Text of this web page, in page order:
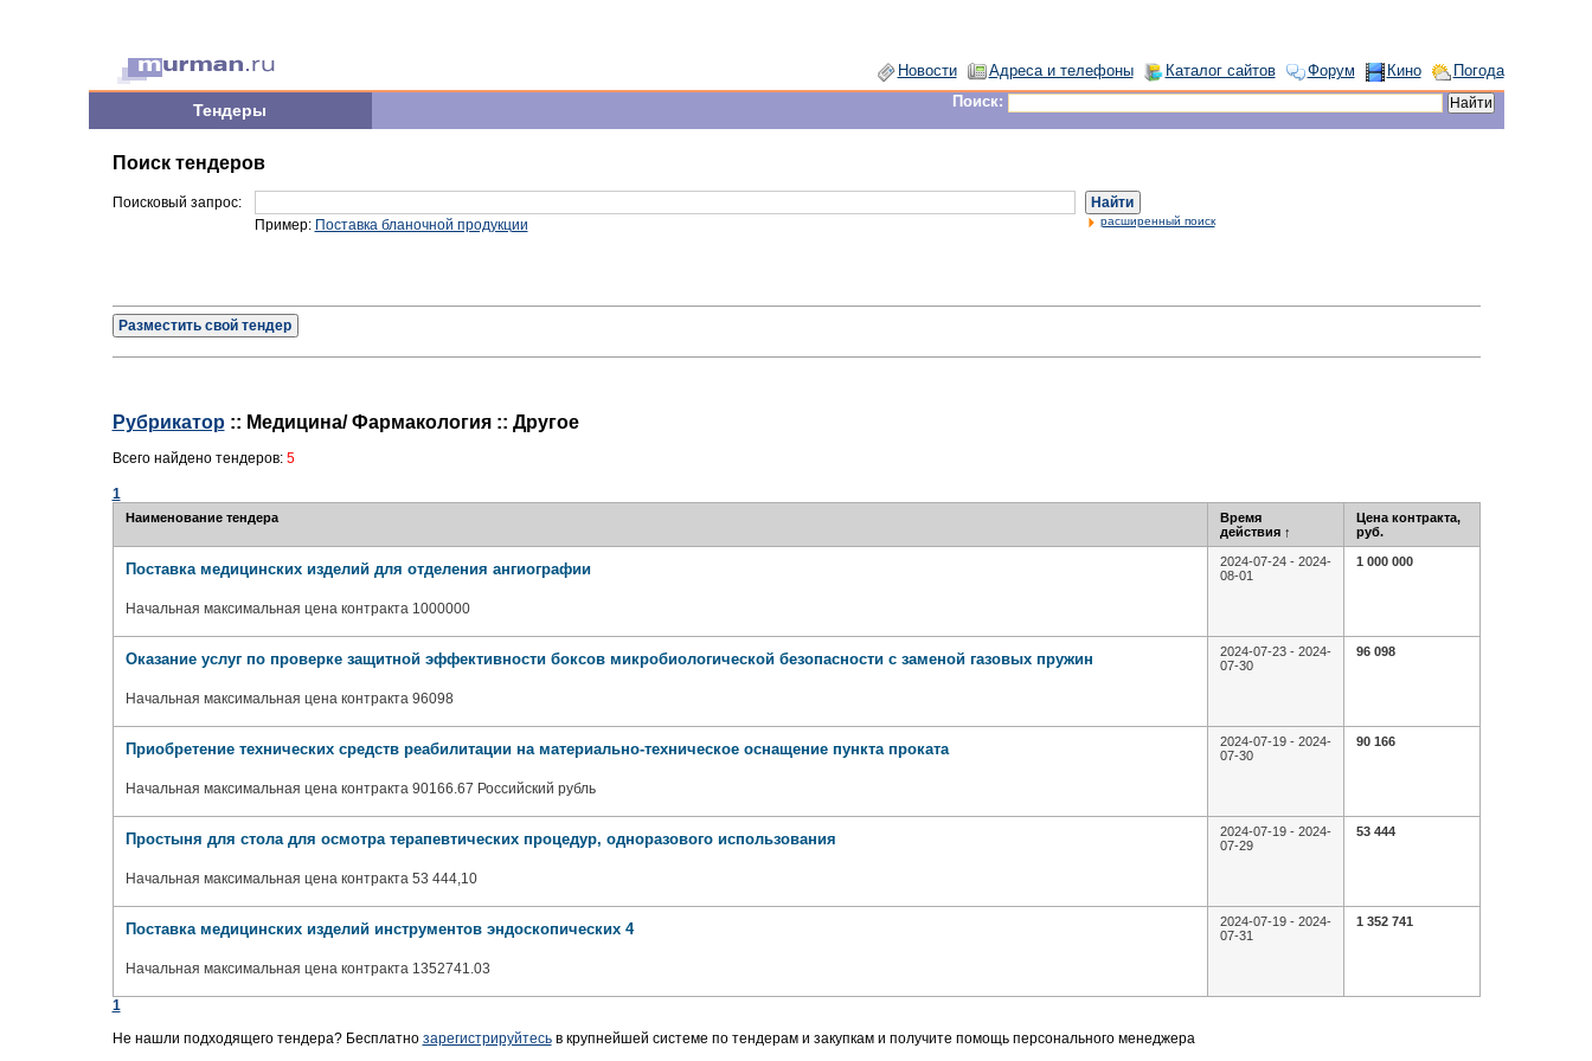
Новости Адреса и телефоны Каталог сайтов Форум Кино Погода
Тендеры Поиск:
Поиск тендеров
Поисковый запрос:
Найти
Пример: Поставка бланочной продукции расширенный поиск
Разместить свой тендер
Рубрикатор:: Медицина/ Фармакология :: Другое
Всего найдено тендеров:5
1
Наименование тендера
Время
действия ↑
Цена контракта,
руб.
Поставка медицинских изделий для отделения ангиографии
Начальная максимальная цена контракта 1000000
2024-07-24 - 2024-
08-01
1 000 000
Оказание услуг по проверке защитной эффективности боксов микробиологической безопасности с заменой газовых пружин
Начальная максимальная цена контракта 96098
2024-07-23 - 2024-
07-30
96 098
Приобретение технических средств реабилитации на материально-техническое оснащение пункта проката
Начальная максимальная цена контракта 90166.67 Российский рубль
2024-07-19 - 2024-
07-30
90 166
Простыня для стола для осмотра терапевтических процедур, одноразового использования
Начальная максимальная цена контракта 53 444,10
2024-07-19 - 2024-
07-29
53 444
Поставка медицинских изделий инструментов эндоскопических 4
Начальная максимальная цена контракта 1352741.03
2024-07-19 - 2024-
07-31
1 352 741
1
Не нашли подходящего тендера? Бесплатно зарегистрируйтесьв крупнейшей системе по тендерам и закупкам и получите помощь персонального менеджера